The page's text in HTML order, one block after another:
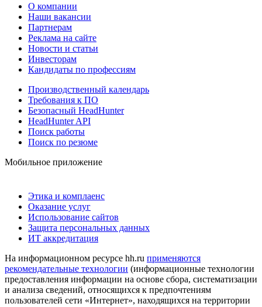
О компании
Наши вакансии
Партнерам
Реклама на сайте
Новости и статьи
Инвесторам
Кандидаты по профессиям
Производственный календарь
Требования к ПО
Безопасный HeadHunter
HeadHunter API
Поиск работы
Поиск по резюме
Мобильное приложение
Этика и комплаенс
Оказание услуг
Использование сайтов
Защита персональных данных
ИТ аккредитация
На информационном ресурсе hh.ru применяются
рекомендательные технологии (информационные технологии
предоставления информации на основе сбора, систематизации
и анализа сведений, относящихся к предпочтениям
пользователей сети «Интернет», находящихся на территории